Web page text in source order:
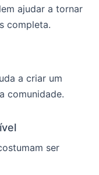
ajudar a tornar
completa.
a criar um
comunidade.
ser